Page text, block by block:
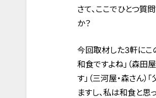
さて、ここでひとつ質
か？
今回取材した3軒にこ
和食ですよね」（森田
す」（三河屋・森さん
ますし、私は和食と思